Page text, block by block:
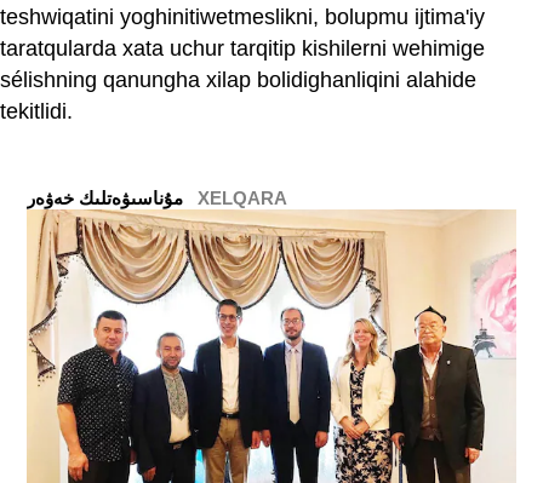
teshwiqatini yoghinitiwetmeslikni, bolupmu ijtima'iy
taratqularda xata uchur tarqitip kishilerni wehimige
sélishning qanungha xilap bolidighanliqini alahide
tekitlidi.
XELQARA